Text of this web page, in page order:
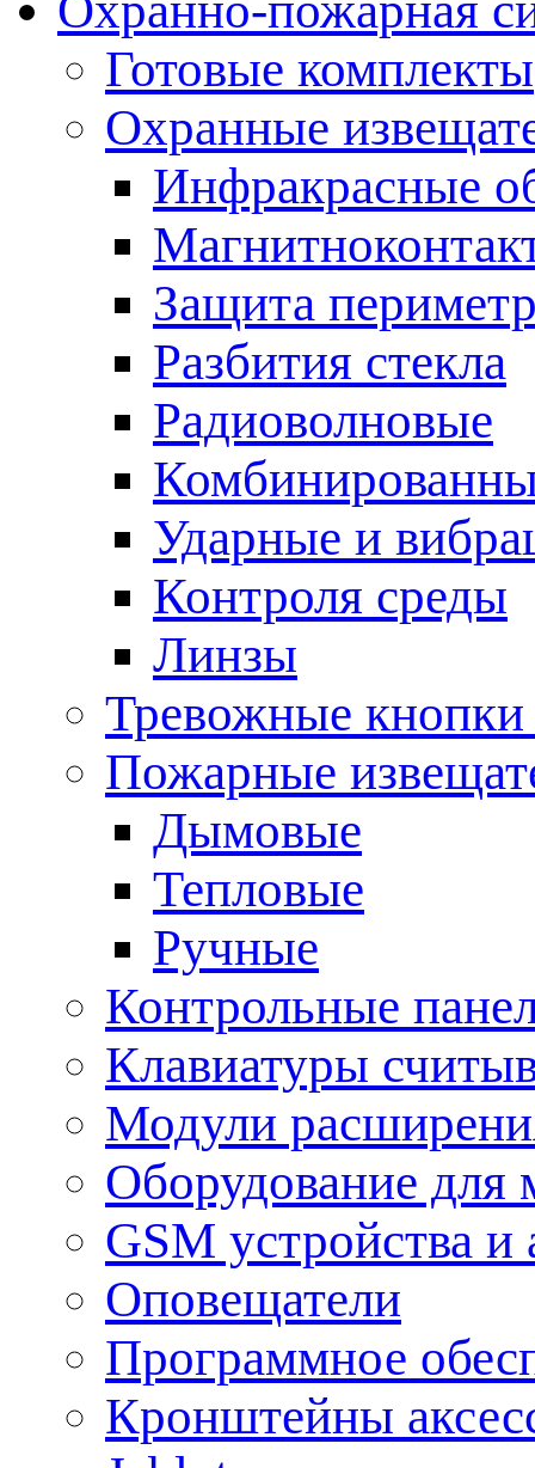
Готовые комплекты
Охранные
Инфракрасные
Защита
Разбития стекла
Радиоволновые
Ударные и
Контроля среды
Линзы
Тревожные кнопки
Пожарные
Дымовые
Тепловые
Ручные
Контрольные
Клавиатуры
Модули
Оборудование для
GSM устройства и
Оповещатели
Программное
Кронштейны